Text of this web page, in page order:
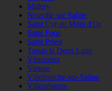
Millery
Neuville sur Saône
Saint Cyr au Mont d'Or
Saint Fons
Saint Priest
Tassin la Demi Lune
Vénisseux
Vienne
Villefranche-sur-Saône
Villeurbanne